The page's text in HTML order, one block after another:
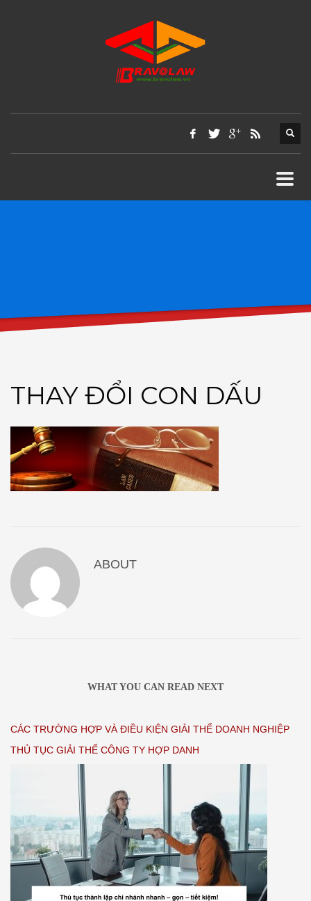
THAY ĐỔI CON DẤU
ABOUT
WHAT YOU CAN READ NEXT
CÁC TRƯỜNG HỢP VÀ ĐIỀU KIỆN GIẢI THỂ DOANH NGHIỆP
THỦ TỤC GIẢI THỂ CÔNG TY HỢP DANH